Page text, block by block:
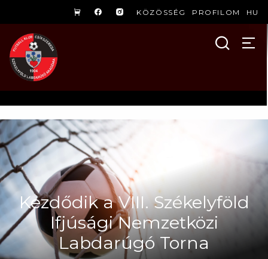
KÖZÖSSÉG PROFILOM HU
Kezdődik a VIII. Székelyföld
Ifjúsági Nemzetközi
Labdarúgó Torna